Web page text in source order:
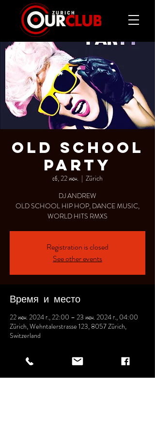
OLD SCHOOL
PARTY
сб, 22 июн.
  |
Zürich
DJ ANDREW
OLD SCHOOL HIP HOP, DANCE MUSIC,
WORLD HITS RMXS
Registration is closed
See other events
Время и место
22 июн. 2024 г., 22:00 – 23 июн. 2024 г., 04:00
Zürich, Wehntalerstrasse 123, 8057 Zürich,
Switzerland